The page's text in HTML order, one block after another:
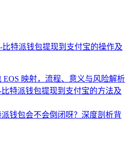
特派钱包提现到支付宝的操作及
EOS 映射，流程、意义与风险解析
特派钱包提现到支付宝的方法及
钱包会不会倒闭呀？深度剖析背